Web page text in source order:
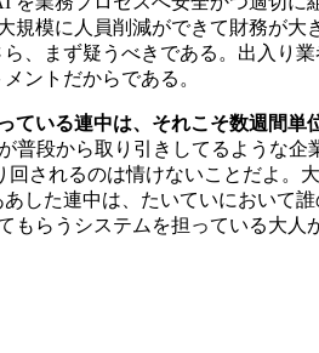
模に人員削減ができて財務が大
、まず疑うべきである。出入り
ントだからである。
ている連中は、それこそ数週間単
普段から取り引きしてるような企
されるのは情けないことだよ。
した連中は、たいていにおいて
らうシステムを担っている大人